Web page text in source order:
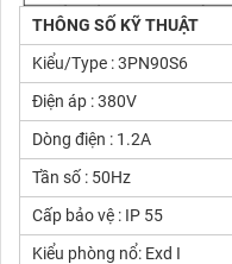
THÔNG SỐ KỸ THUẬT
Kiểu/Type : 3PN90S6
Điện áp : 380V
Dòng điện : 1.2A
Tần số : 50Hz
Cấp bảo vệ : IP 55
Kiểu phòng nổ: Exd I